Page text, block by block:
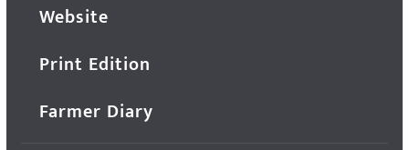
Website
Print Edition
Farmer Diary